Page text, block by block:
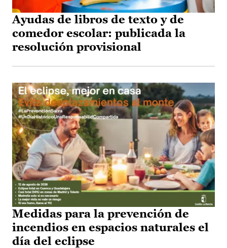
Ayudas de libros de texto y de
comedor escolar: publicada la
resolución provisional
Medidas para la prevención de
incendios en espacios naturales el
día del eclipse